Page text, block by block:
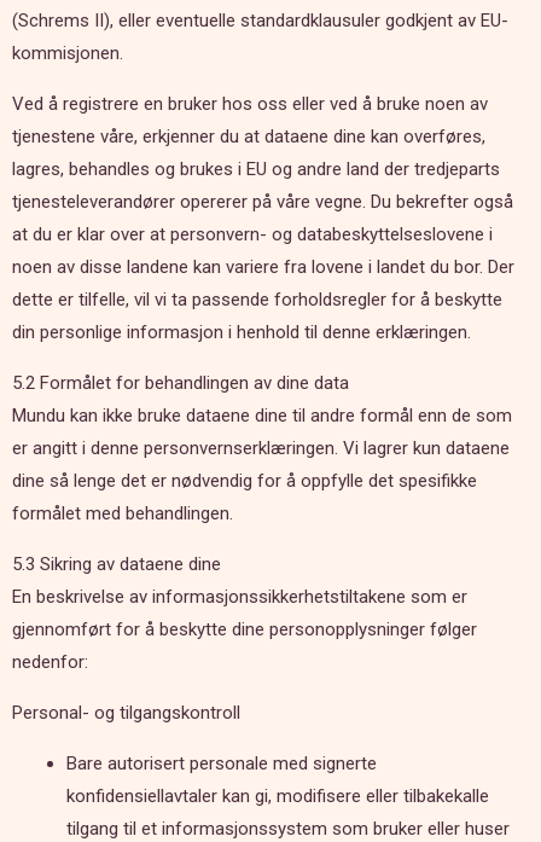
(Schrems II), eller eventuelle standardklausuler godkjent av EU-
kommisjonen.
Ved å registrere en bruker hos oss eller ved å bruke noen av
tjenestene våre, erkjenner du at dataene dine kan overføres,
lagres, behandles og brukes i EU og andre land der tredjeparts
tjenesteleverandører opererer på våre vegne. Du bekrefter også
at du er klar over at personvern- og databeskyttelseslovene i
noen av disse landene kan variere fra lovene i landet du bor. Der
dette er tilfelle, vil vi ta passende forholdsregler for å beskytte
din personlige informasjon i henhold til denne erklæringen.
5.2 Formålet for behandlingen av dine data
Mundu kan ikke bruke dataene dine til andre formål enn de som
er angitt i denne personvernserklæringen. Vi lagrer kun dataene
dine så lenge det er nødvendig for å oppfylle det spesifikke
formålet med behandlingen.
5.3 Sikring av dataene dine
En beskrivelse av informasjonssikkerhetstiltakene som er
gjennomført for å beskytte dine personopplysninger følger
nedenfor:
Personal- og tilgangskontroll
Bare autorisert personale med signerte
konfidensiellavtaler kan gi, modifisere eller tilbakekalle
tilgang til et informasjonssystem som bruker eller huser